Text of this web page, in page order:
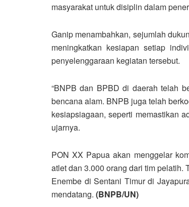
masyarakat untuk disiplin dalam
Ganip menambahkan, sejumlah
meningkatkan kesiapan setiap
penyelenggaraan kegiatan tersebut.
“BNPB dan BPBD di daerah telah
bencana alam. BNPB juga telah
kesiapsiagaan, seperti memastikan
ujarnya.
PON XX Papua akan menggelar
atlet dan 3.000 orang dari tim pelatih.
Enembe di Sentani Timur di
mendatang. (BNPB/UN)